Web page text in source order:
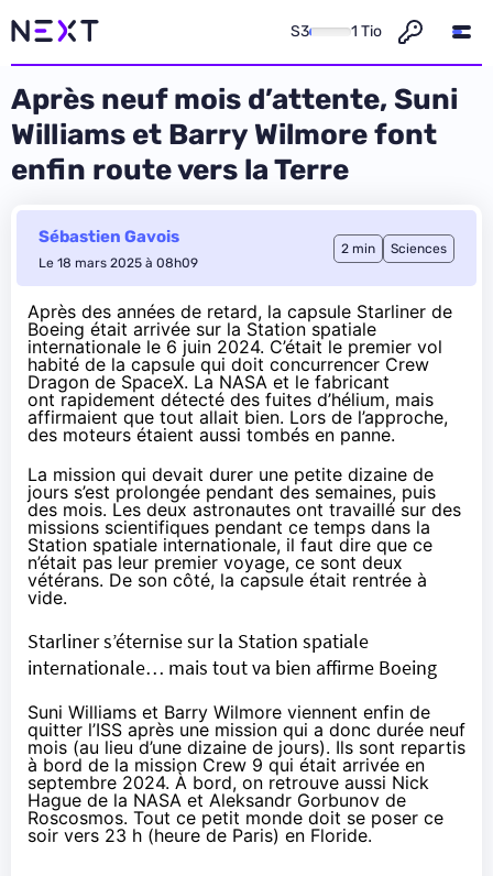
S3 1 Tio
Après neuf mois d’attente, Suni
Williams et Barry Wilmore font
enfin route vers la Terre
Sébastien Gavois
Le 18 mars 2025 à 08h09
2 min Sciences
Après des années de retard, la capsule Starliner de
Boeing était arrivée sur la Station spatiale
internationale le 6 juin 2024. C’était le premier vol
habité de la capsule qui doit concurrencer Crew
Dragon de SpaceX. La NASA et le fabricant
ont rapidement détecté des fuites d’hélium, mais
affirmaient que tout allait bien. Lors de l’approche,
des moteurs étaient aussi tombés en panne.
La mission qui devait durer une petite dizaine de
jours s’est prolongée pendant des semaines, puis
des mois. Les deux astronautes ont travaillé sur des
missions scientifiques pendant ce temps dans la
Station spatiale internationale, il faut dire que ce
n’était pas leur premier voyage, ce sont deux
vétérans. De son côté, la capsule était rentrée à
vide.
Starliner s’éternise sur la Station spatiale
internationale… mais tout va bien affirme Boeing
Suni Williams et Barry Wilmore viennent enfin de
quitter l’ISS après une mission qui a donc durée neuf
mois (au lieu d’une dizaine de jours). Ils sont repartis
à bord de la mission Crew 9 qui était arrivée en
septembre 2024. À bord, on retrouve aussi Nick
Hague de la NASA et Aleksandr Gorbunov de
Roscosmos. Tout ce petit monde doit se poser ce
soir vers 23 h (heure de Paris) en Floride.